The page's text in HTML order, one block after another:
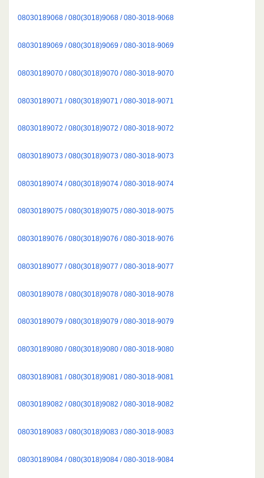
08030189068 / 080(3018)9068 / 080-3018-9068
08030189069 / 080(3018)9069 / 080-3018-9069
08030189070 / 080(3018)9070 / 080-3018-9070
08030189071 / 080(3018)9071 / 080-3018-9071
08030189072 / 080(3018)9072 / 080-3018-9072
08030189073 / 080(3018)9073 / 080-3018-9073
08030189074 / 080(3018)9074 / 080-3018-9074
08030189075 / 080(3018)9075 / 080-3018-9075
08030189076 / 080(3018)9076 / 080-3018-9076
08030189077 / 080(3018)9077 / 080-3018-9077
08030189078 / 080(3018)9078 / 080-3018-9078
08030189079 / 080(3018)9079 / 080-3018-9079
08030189080 / 080(3018)9080 / 080-3018-9080
08030189081 / 080(3018)9081 / 080-3018-9081
08030189082 / 080(3018)9082 / 080-3018-9082
08030189083 / 080(3018)9083 / 080-3018-9083
08030189084 / 080(3018)9084 / 080-3018-9084